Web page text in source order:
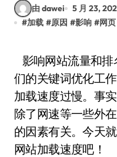
由 dawei 5 月 23,
#加载 #原因 #影响 #网页
影响网站流量和排名的因素不仅仅是因为我
们的关键词优化工
加载速度过慢。事
除了网速等一些外
的因素有关。今天
网站加载速度吧！